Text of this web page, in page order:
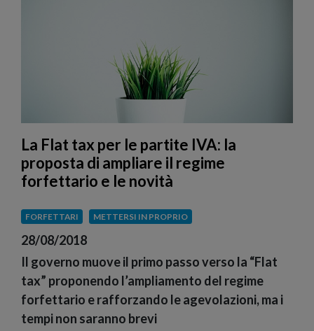
La Flat tax per le partite IVA: la
proposta di ampliare il regime
forfettario e le novità
FORFETTARI METTERSI IN PROPRIO
28/08/2018
Il governo muove il primo passo verso la “Flat
tax” proponendo l’ampliamento del regime
forfettario e rafforzando le agevolazioni, ma i
tempi non saranno brevi